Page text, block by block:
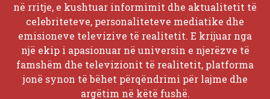
në rritje, e kushtuar informimit dhe aktualitetit të
celebriteteve, personaliteteve mediatike dhe
emisioneve televizive të realitetit. E krijuar nga
një ekip i apasionuar në universin e njerëzve të
famshëm dhe televizionit të realitetit, platforma
jonë synon të bëhet përqëndrimi për lajme dhe
argëtim në këtë fushë.